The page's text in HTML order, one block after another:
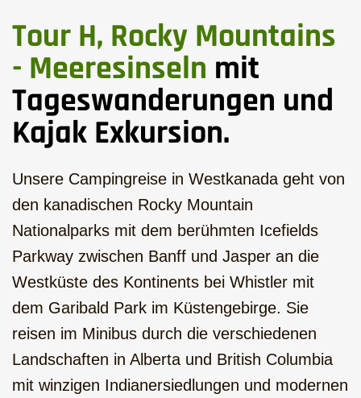
Tour H, Rocky Mountains
- Meeresinseln mit
Tageswanderungen und
Kajak Exkursion.
Unsere Campingreise in Westkanada geht von
den kanadischen Rocky Mountain
Nationalparks mit dem berühmten Icefields
Parkway zwischen Banff und Jasper an die
Westküste des Kontinents bei Whistler mit
dem Garibald Park im Küstengebirge. Sie
reisen im Minibus durch die verschiedenen
Landschaften in Alberta und British Columbia
mit winzigen Indianersiedlungen und modernen